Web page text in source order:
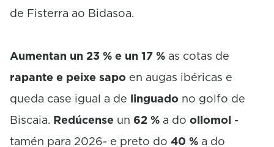
de Fisterra ao Bidasoa.
Aumentan un 23 % e un 17 % as cotas de
rapante e peixe sapo en augas ibéricas e
queda case igual a de linguado no golfo de
Biscaia. Redúcense un 62 % a do ollomol -
tamén para 2026- e preto do 40 % a do